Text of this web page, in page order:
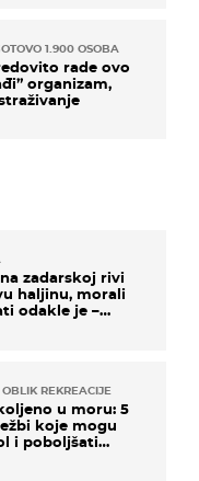
1.900 OSOBA
rade ovo
organizam,
zadarskoj rivi
haljinu, morali
odakle je –
REKREACIJE
u moru: 5
koje mogu
i poboljšati